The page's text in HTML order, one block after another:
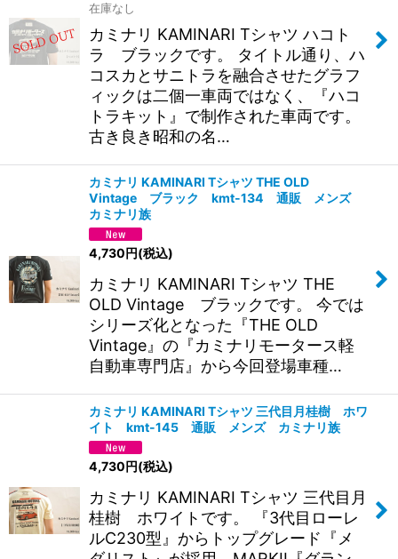
在庫なし
カミナリ KAMINARI Tシャツ ハコト
ラ ブラックです。 タイトル通り、ハ
コスカとサニトラを融合させたグラフ
ィックは二個一車両ではなく、『ハコ
トラキット』で制作された車両です。
古き良き昭和の名…
カミナリ KAMINARI Tシャツ THE OLD
Vintage ブラック kmt-134 通販 メンズ
カミナリ族
4,730円(税込)
カミナリ KAMINARI Tシャツ THE
OLD Vintage ブラックです。 今では
シリーズ化となった『THE OLD
Vintage』の『カミナリモータース軽
自動車専門店』から今回登場車種…
カミナリ KAMINARI Tシャツ 三代目月桂樹 ホワ
イト kmt-145 通販 メンズ カミナリ族
4,730円(税込)
カミナリ KAMINARI Tシャツ 三代目月
桂樹 ホワイトです。 『3代目ローレ
ルC230型』からトップグレード『メ